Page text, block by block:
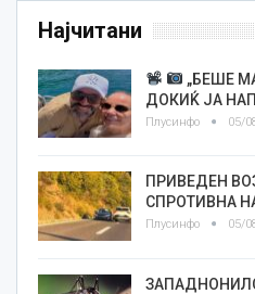
Најчитани
„БЕШЕ
ДОКИЌ ЈА
Плусинфо 05/
ПРИВЕДЕН
СПРОТИВНА
Плусинфо 05/